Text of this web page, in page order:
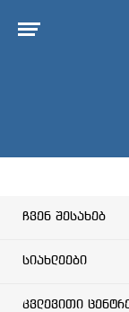
ჩვენ შესახებ
სიახლეები
კვლევითი